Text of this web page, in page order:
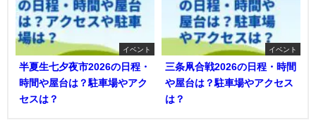
イベント
半夏生七夕夜市2026の日程・
時間や屋台は？駐車場やアク
セスは？
イベント
三条凧合戦2026の日程・時間
や屋台は？駐車場やアクセス
は？